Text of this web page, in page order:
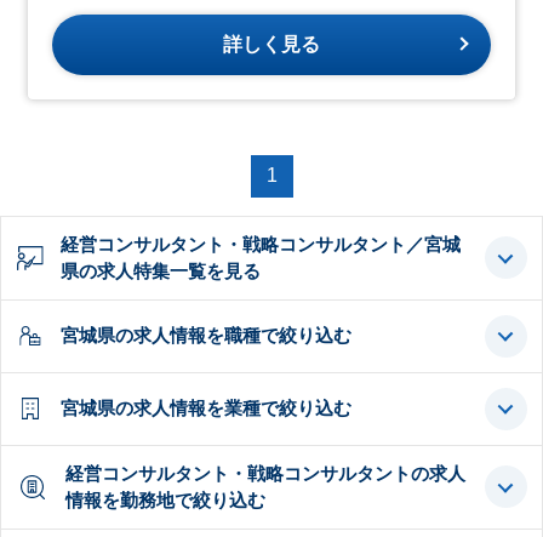
詳しく見る
1
経営コンサルタント・戦略コンサルタント／宮城
県の求人特集一覧を見る
宮城県の求人情報を職種で絞り込む
宮城県の求人情報を業種で絞り込む
経営コンサルタント・戦略コンサルタントの求人
情報を勤務地で絞り込む